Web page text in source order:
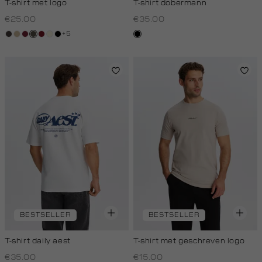
T-shirt met logo
€25.00
choco
lichtzand
bordeaux
bos,rood,
wit,zwart
+5
T-shirt dobermann
€35.00
zwart
BESTSELLER
T-shirt daily aest
€35.00
BESTSELLER
T-shirt met geschreven logo
€15.00